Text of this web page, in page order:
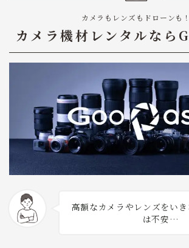
カメラもレンズもドローンも！
カメラ機材レンタルなら
高額なカメラやレンズをい
は不安…